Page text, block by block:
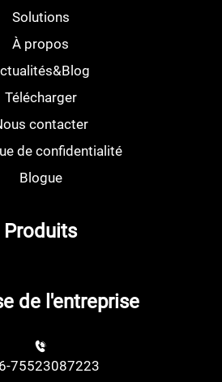
Solutions
À propos
Télécharger
contacter
de confidentialité
Blogue
Produits
de l'entreprise
75523087223